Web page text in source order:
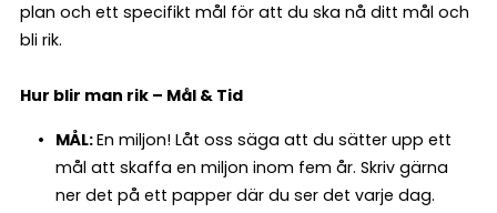
plan och ett specifikt mål för att du ska nå ditt mål och
bli rik.
Hur blir man rik – Mål & Tid
MÅL:En miljon! Låt oss säga att du sätter upp ett
mål att skaffa en miljon inom fem år. Skriv gärna
ner det på ett papper där du ser det varje dag.